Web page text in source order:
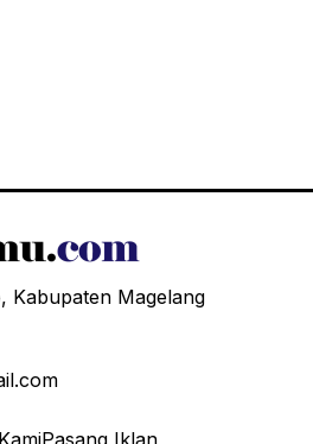
Kabupaten Magelang